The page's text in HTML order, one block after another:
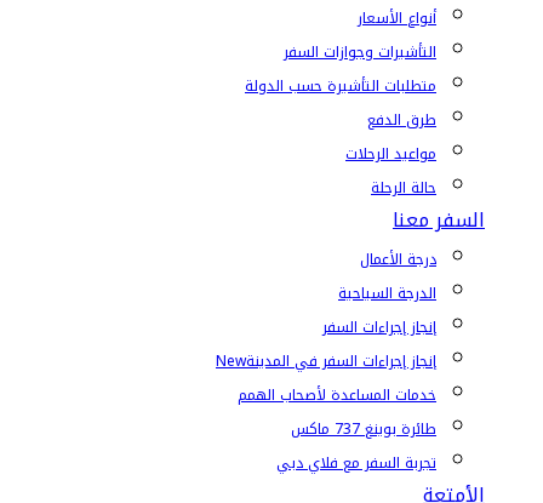
أنواع الأسعار
التأشيرات وجوازات السفر
متطلبات التأشيرة حسب الدولة
طرق الدفع
مواعيد الرحلات
حالة الرحلة
السفر معنا
درجة الأعمال
الدرجة السياحية
إنجاز إجراءات السفر
إنجاز إجراءات السفر في المدينةNew
خدمات المساعدة لأصحاب الهمم
طائرة بوينغ 737 ماكس
تجربة السفر مع فلاي دبي
الأمتعة